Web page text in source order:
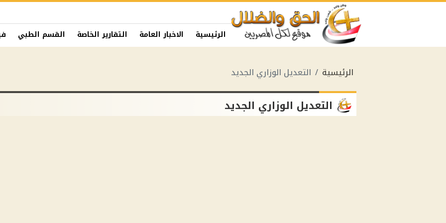
الرئيسية الاخبار العامة التقارير الخاصة القسم الطبي
الرئيسية التعديل الوزاري الجديد
التعديل الوزاري الجديد